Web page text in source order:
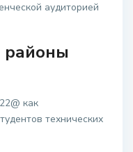
аудиторией
районы
как
технических